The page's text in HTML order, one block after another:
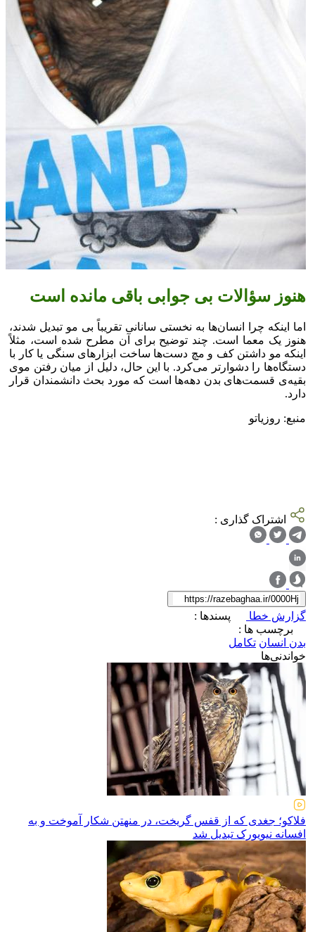
هنوز سؤالات بی جوابی باقی مانده است
اما اینکه چرا انسان‌ها به نخستی سانانی تقریباً بی مو تبدیل شدند،
هنوز یک معما است. چند توضیح برای آن مطرح شده است، مثلاً
اینکه مو داشتن کف و مچ دست‌ها ساخت ابزار‌های سنگی یا کار با
دستگاه‌ها را دشوارتر می‌کرد. با این حال، دلیل از میان رفتن موی
بقیه‌ی قسمت‌های بدن دهه‌ها است که مورد بحث دانشمندان قرار
دارد.
منبع: روزیاتو
اشتراک گذاری :
گزارش خطا
پسندها :
برچسب ها :
بدن انسان تکامل
خواندنی‌ها
فلاکو؛ جغدی که از قفس گریخت، در منهتن شکار آموخت و به
افسانه نیویورک تبدیل شد